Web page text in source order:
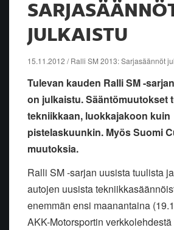
JULKAISTU
15.11.2012 / Ralli SM 2013: Sarjasäännöt
Tulevan kauden Ralli SM -
on julkaistu. Sääntömuutokset
tekniikkaan, luokkajakoon kuin
pistelaskuunkin. Myös Suomi
muutoksia.
Ralli SM -sarjan uusista tuulista
autojen uusista
enemmän ensi maanantaina
AKK-Motorsportin